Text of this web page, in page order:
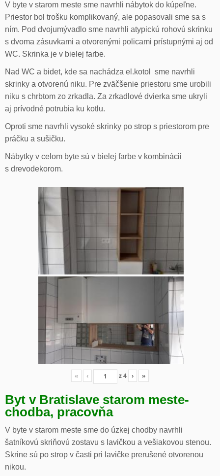
V byte v starom meste sme navrhli nábytok do kúpeľne.
Priestor bol trošku komplikovaný, ale popasovali sme sa s
ním. Pod dvojumývadlo sme navrhli atypickú rohovú skrinku
s dvoma zásuvkami a otvorenými policami prístupnými aj od
WC. Skrinka je v bielej farbe.
Nad WC a bidet, kde sa nachádza el.kotol sme navrhli
skrinky a otvorenú niku. Pre zväčšenie priestoru sme urobili
niku s chrbtom zo zrkadla. Za zrkadlové dvierka sme ukryli
aj prívodné potrubia ku kotlu.
Oproti sme navrhli vysoké skrinky po strop s priestorom pre
práčku a sušičku.
Nábytky v celom byte sú v bielej farbe v kombinácii
s drevodekorom.
« ‹ z4 › »
Byt v Bratislave starom meste-
chodba, pracovňa
V byte v starom meste sme do úzkej chodby navrhli
šatníkovú skriňovú zostavu s lavičkou a vešiakovou stenou.
Skrine sú po strop v časti pri lavičke prerušené otvorenou
nikou.